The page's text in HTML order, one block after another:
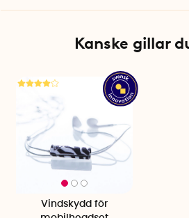
Kanske gillar
Vindskydd för